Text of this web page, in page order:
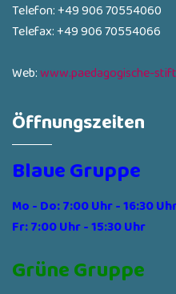
Telefon: +49 906 70554060
Telefax: +49 906 70554066
Web:www.paedagogische-
Öffnungszeiten
Blaue Gruppe
Mo - Do: 7:00 Uhr - 16:30
Fr: 7:00 Uhr - 15:30 Uhr
Grüne Gruppe